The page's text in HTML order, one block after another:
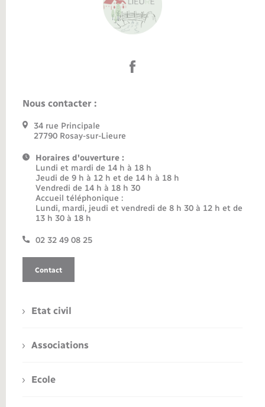
Nous contacter :
34 rue Principale
27790 Rosay-sur-Lieure
Horaires d'ouverture :
Lundi et mardi de 14 h à 18 h
Jeudi de 9 h à 12 h et de 14 h à 18 h
Vendredi de 14 h à 18 h 30
Accueil téléphonique :
Lundi, mardi, jeudi et vendredi de 8 h 30 à 12 h et de
13 h 30 à 18 h
02 32 49 08 25
Contact
Etat civil
Associations
Ecole